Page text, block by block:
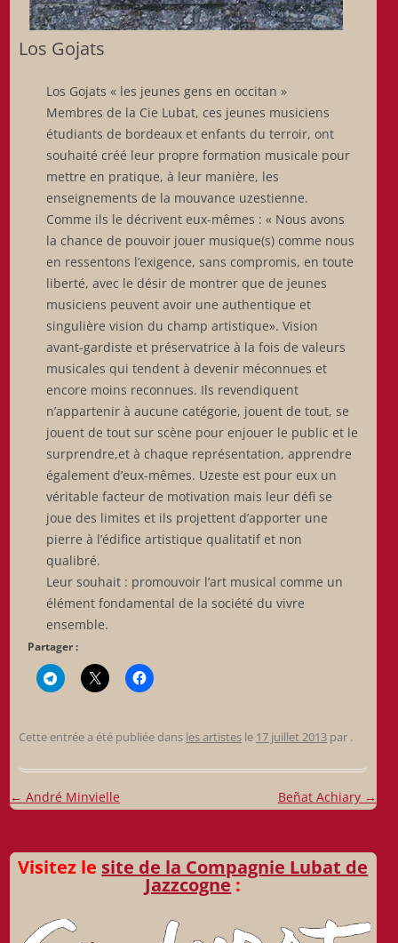
Los Gojats
Los Gojats « les jeunes gens en occitan »
Membres de la Cie Lubat, ces jeunes musiciens
étudiants de bordeaux et enfants du terroir, ont
souhaité créé leur propre formation musicale pour
mettre en pratique, à leur manière, les
enseignements de la mouvance uzestienne.
Comme ils le décrivent eux-mêmes : « Nous avons
la chance de pouvoir jouer musique(s) comme nous
en ressentons l’exigence, sans compromis, en toute
liberté, avec le désir de montrer que de jeunes
musiciens peuvent avoir une authentique et
singulière vision du champ artistique». Vision
avant-gardiste et préservatrice à la fois de valeurs
musicales qui tendent à devenir méconnues et
encore moins reconnues. Ils revendiquent
n’appartenir à aucune catégorie, jouent de tout, se
jouent de tout sur scène pour enjouer le public et le
surprendre,et à chaque représentation, apprendre
également d’eux-mêmes. Uzeste est pour eux un
véritable facteur de motivation mais leur défi se
joue des limites et ils projettent d’apporter une
pierre à l’édifice artistique qualitatif et non
qualibré.
Leur souhait : promouvoir l’art musical comme un
élément fondamental de la société du vivre
ensemble.
Partager :
Cette entrée a été publiée dans les artistes le 17 juillet 2013 par .
Navigation
← André Minvielle Beñat Achiary →
Visitez le site de la Compagnie Lubat de
Jazzcogne :